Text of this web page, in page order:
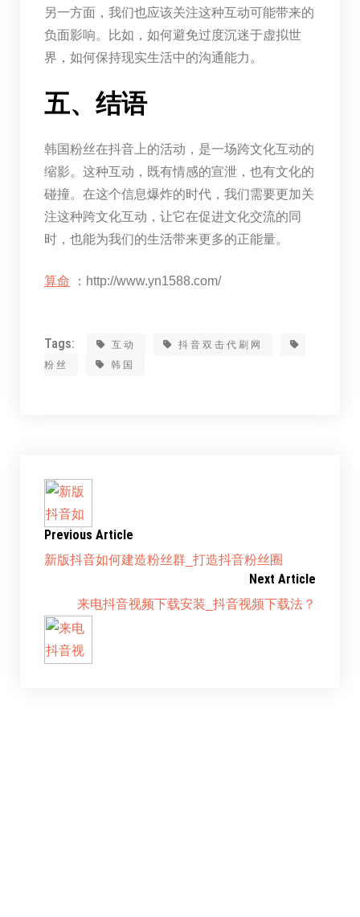
另一方面，我们也应该关注这种互动可能带来的
负面影响。比如，如何避免过度沉迷于虚拟世
界，如何保持现实生活中的沟通能力。
五、结语
韩国粉丝在抖音上的活动，是一场跨文化互动的
缩影。这种互动，既有情感的宣泄，也有文化的
碰撞。在这个信息爆炸的时代，我们需要更加关
注这种跨文化互动，让它在促进文化交流的同
时，也能为我们的生活带来更多的正能量。
算命 ：http://www.yn1588.com/
Tags: 互动
抖音双击代刷网
粉丝
韩国
Previous Article
新版抖音如何建造粉丝群_打造抖音粉丝圈
Next Article
来电抖音视频下载安装_抖音视频下载法？